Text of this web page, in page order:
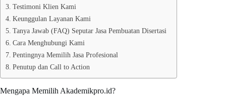
Testimoni Klien Kami
Keunggulan Layanan Kami
Tanya Jawab (FAQ) Seputar Jasa Pembuatan Disertasi
Cara Menghubungi Kami
Pentingnya Memilih Jasa Profesional
Penutup dan Call to Action
Mengapa Memilih Akademikpro.id?